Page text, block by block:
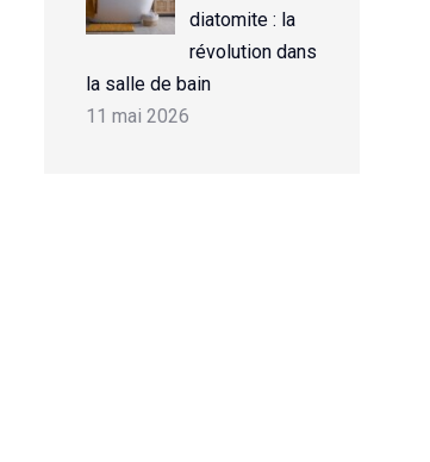
diatomite : la
révolution dans
la salle de bain
11 mai 2026